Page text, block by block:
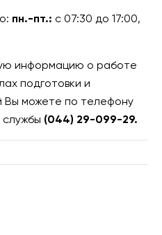
пн.-пт.: с 07:30 до 17:00,
информацию о работе
подготовки и
Вы можете по телефону
(044) 29-099-29.